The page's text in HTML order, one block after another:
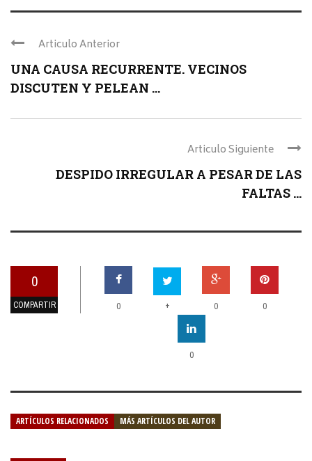
Articulo Anterior
UNA CAUSA RECURRENTE. VECINOS
DISCUTEN Y PELEAN ...
Articulo Siguiente
DESPIDO IRREGULAR A PESAR DE LAS
FALTAS ...
0
COMPARTIR 0 + 0 0
0
ARTÍCULOS RELACIONADOS MÁS ARTÍCULOS DEL AUTOR